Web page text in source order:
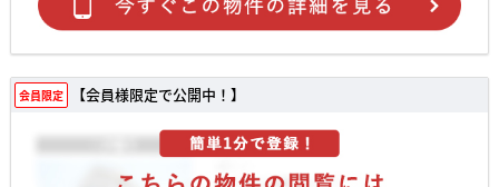
会員限定 【会員様限定で公開中！】